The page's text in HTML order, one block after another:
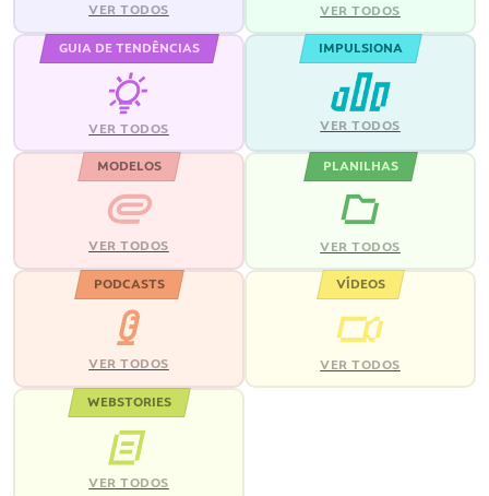
VER TODOS VER TODOS
GUIA DE TENDÊNCIAS
VER TODOS
IMPULSIONA
VER TODOS
MODELOS
VER TODOS
PLANILHAS
VER TODOS
PODCASTS
VER TODOS
VÍDEOS
VER TODOS
WEBSTORIES
VER TODOS